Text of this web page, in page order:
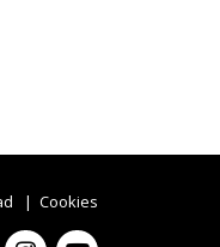
| Cookies